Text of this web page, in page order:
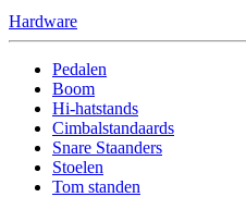
Hardware
Pedalen
Boom
Hi-hatstands
Cimbalstandaards
Snare Staanders
Stoelen
Tom standen